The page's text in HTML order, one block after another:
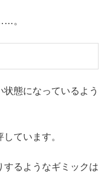
。
態になっているよう
ています。
するようなギミックは